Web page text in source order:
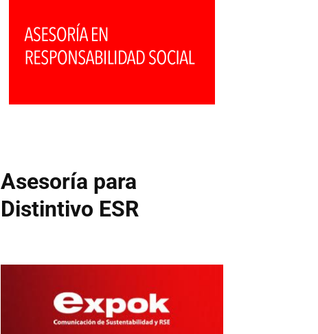
Asesoría para
Distintivo ESR